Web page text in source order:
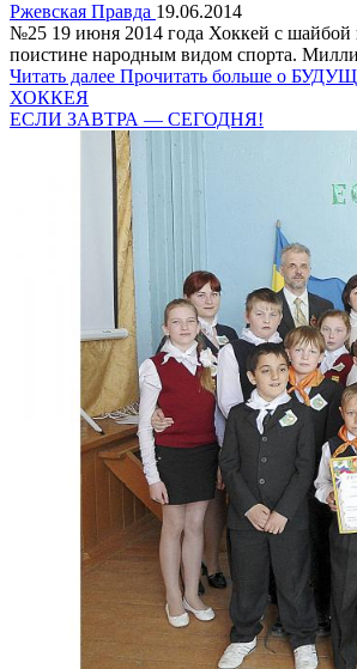
Ржевская Правда 19.06.2014
№25 19 июня 2014 года Хоккей с шайбой
поистине народным видом спорта.
Читать далее Прочитать больше о
ХОККЕЯ
ЕСЛИ ЗАВТРА — СЕГОДНЯ!